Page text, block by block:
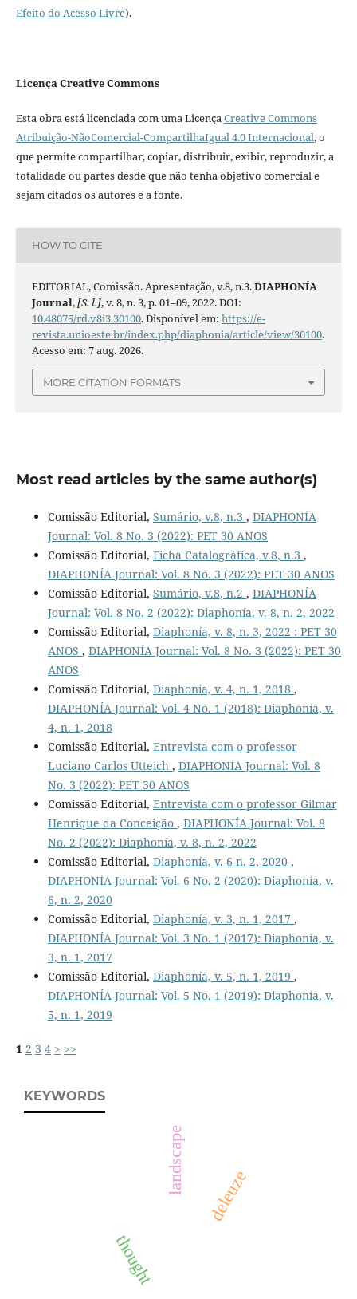
Efeito do Acesso Livre).
Licença Creative Commons
Esta obra está licenciada com uma LicençaCreative Commons
Atribuição-NãoComercial-CompartilhaIgual 4.0 Internacional, o
que permite compartilhar, copiar, distribuir, exibir, reproduzir, a
totalidade ou partes desde que não tenha objetivo comercial e
sejam citados os autores e a fonte.
HOW TO CITE
EDITORIAL, Comissão. Apresentação, v.8, n.3.DIAPHONÍA
Journal,[S. l.], v. 8, n. 3, p. 01–09, 2022. DOI:
10.48075/rd.v8i3.30100. Disponível em: https://e-
revista.unioeste.br/index.php/diaphonia/article/view/30100.
Acesso em: 7 aug. 2026.
MORE CITATION FORMATS
Most read articles by the same author(s)
Comissão Editorial, Sumário, v.8, n.3 , DIAPHONÍA
Journal: Vol. 8 No. 3 (2022): PET 30 ANOS
Comissão Editorial, Ficha Catalográfica, v.8, n.3 ,
DIAPHONÍA Journal: Vol. 8 No. 3 (2022): PET 30 ANOS
Comissão Editorial, Sumário, v.8, n.2 , DIAPHONÍA
Journal: Vol. 8 No. 2 (2022): Diaphonía, v. 8, n. 2, 2022
Comissão Editorial, Diaphonía, v. 8, n. 3, 2022 : PET 30
ANOS , DIAPHONÍA Journal: Vol. 8 No. 3 (2022): PET 30
ANOS
Comissão Editorial, Diaphonía, v. 4, n. 1, 2018 ,
DIAPHONÍA Journal: Vol. 4 No. 1 (2018): Diaphonía, v.
4, n. 1, 2018
Comissão Editorial, Entrevista com o professor
Luciano Carlos Utteich , DIAPHONÍA Journal: Vol. 8
No. 3 (2022): PET 30 ANOS
Comissão Editorial, Entrevista com o professor Gilmar
Henrique da Conceição , DIAPHONÍA Journal: Vol. 8
No. 2 (2022): Diaphonía, v. 8, n. 2, 2022
Comissão Editorial, Diaphonía, v. 6 n. 2, 2020 ,
DIAPHONÍA Journal: Vol. 6 No. 2 (2020): Diaphonía, v.
6, n. 2, 2020
Comissão Editorial, Diaphonía, v. 3, n. 1, 2017 ,
DIAPHONÍA Journal: Vol. 3 No. 1 (2017): Diaphonía, v.
3, n. 1, 2017
Comissão Editorial, Diaphonía, v. 5, n. 1, 2019 ,
DIAPHONÍA Journal: Vol. 5 No. 1 (2019): Diaphonía, v.
5, n. 1, 2019
1 2 3 4 > >>
KEYWORDS
deleuze
landscape
thought